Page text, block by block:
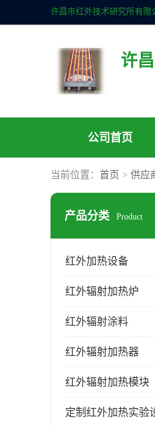
许
公司首页
当前位置： 首页 > 供应
产品分类 Product
红外加热设备
红外辐射加热炉
红外辐射涂料
红外辐射加热器
红外辐射加热模块
定制红外加热实验